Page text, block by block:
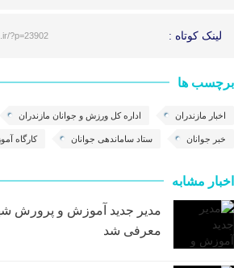
لینک کوتاه : ?p=23902
برچسب ها
اخبار مازندران اداره کل ورزش و جوانان مازندران
خبر جوانان ستاد ساماندهی جوانان کارگاه
اخبار مشابه
مدیر جدید آموزش و پرورش
معرفی شد